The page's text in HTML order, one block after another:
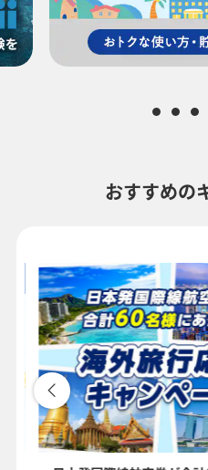
時間帯指定なし
プロモーショ
・表示金額は選択いただいた条件
す。
・表示金額と空席状況は最新では
ンより最新の空席照会結果をご確
・「＊」は現在金額が確認できな
結果画面にて最新の情報をご確認
おすすめの